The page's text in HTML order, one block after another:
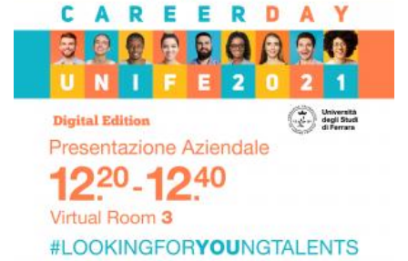
Sistemi Fan Drive
Scambiatori di calore